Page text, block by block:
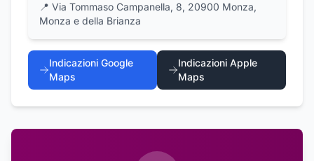
📍 Via Tommaso Campanella, 8, 20900 Monza,
Monza e della Brianza
Indicazioni Google
Maps
Indicazioni Apple
Maps